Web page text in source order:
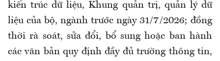
kiến trúc dữ liệu, Khung quản trị, quản lý dữ
liệu của bộ, ngành trước ngày 31/7/2026; đồng
thời rà soát, sửa đổi, bổ sung hoặc ban hành
các văn bản quy định đầy đủ trường thông tin,